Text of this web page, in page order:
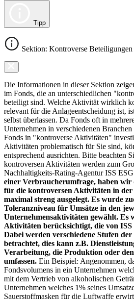
Tipp
Sektion: Kontroverse
Die Informationen in dieser Sektion
im Fonds, die an unterschiedlichen
beteiligt sind. Welche Aktivität wirklich
relevant für die Anlageentscheidung ist,
selbst überlassen. Da Fonds oft in
Unternehmen in verschiedenen
Fonds in "kontroverse Aktivitäten"
Aktivitäten problematisch für Sie sind,
entsprechend ausrichten. Bitte beachten
kontroversen Aktivitäten werden zum
Nachhaltigkeits-Rating-Agentur ISS
einer Verbraucherumfrage, haben wir
für die kontroversen Aktivitäten in der
maximal streng ausgelegt. Es wurde
Toleranzniveau für Umsätze in den
Unternehmensaktivitäten gewählt. Es
Aktivitäten berücksichtigt, die von
Dabei werden verschiedene Stufen
betrachtet, dies kann z.B.
Verarbeitung, die Produktion oder
umfassen. Ein Beispiel: Angenommen,
Fondsvolumens in ein Unternehmen
mit dem Vertrieb von alkoholischen
Unternehmen welches 1% seines
Sauerstoffmasken für die Luftwaffe